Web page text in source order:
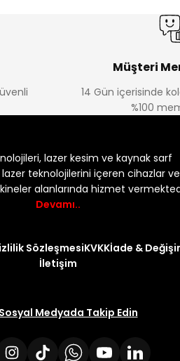
Müşteri
14 Gün içerisinde
%100
lazer kesim ve kaynak sarf
teknolojilerini içeren cihazlar ve
alanlarında hizmet
Devamı..
SözleşmesiKVKKİade &
İletişim
Medyada Takip Edin